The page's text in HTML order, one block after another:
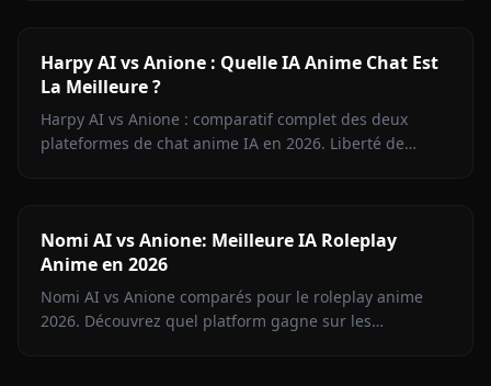
Harpy AI vs Anione : Quelle IA Anime Chat Est
La Meilleure ?
Harpy AI vs Anione : comparatif complet des deux
plateformes de chat anime IA en 2026. Liberté de
Nomi AI vs Anione: Meilleure IA Roleplay
Anime en 2026
Nomi AI vs Anione comparés pour le roleplay anime
2026. Découvrez quel platform gagne sur les